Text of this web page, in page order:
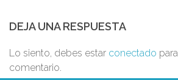
DEJA UNA RESPUESTA
Lo siento, debes estar conectado
comentario.